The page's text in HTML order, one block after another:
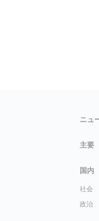
ニュ
主要
国内
社会
政治